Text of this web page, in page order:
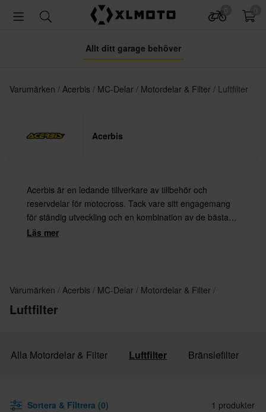
Allt ditt garage behöver
Varumärken Acerbis MC-Delar Motordelar & Filter Luftfilter
Acerbis
Acerbis är en ledande tillverkare av tillbehör och
reservdelar för motocross. Tack vare sitt engagemang
för ständig utveckling och en kombination av de bästa
materialen med den senaste teknologin erbjuder Acerbis
Läs mer
Varumärken Acerbis MC-Delar Motordelar & Filter
Luftfilter
Alla Motordelar & Filter Luftfilter Bränslefilter
Sortera & Filtrera (0) 1 produkter